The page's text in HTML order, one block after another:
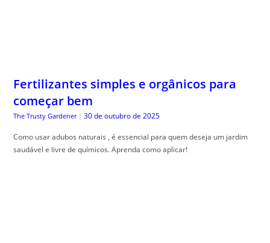
Fertilizantes simples e orgânicos para
começar bem
The Trusty Gardener | 30 de outubro de 2025
Como usar adubos naturais , é essencial para quem deseja um jardim
saudável e livre de químicos. Aprenda como aplicar!